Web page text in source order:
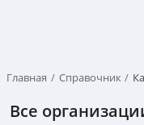
Главная Справочник
Все